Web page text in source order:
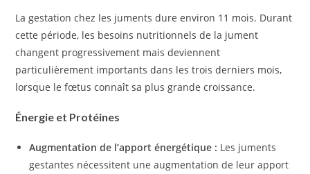
La gestation chez les juments dure environ 11 mois. Durant
cette période, les besoins nutritionnels de la jument
changent progressivement mais deviennent
particulièrement importants dans les trois derniers mois,
lorsque le fœtus connaît sa plus grande croissance.
Énergie et Protéines
Augmentation de l’apport énergétique : Les juments
gestantes nécessitent une augmentation de leur apport